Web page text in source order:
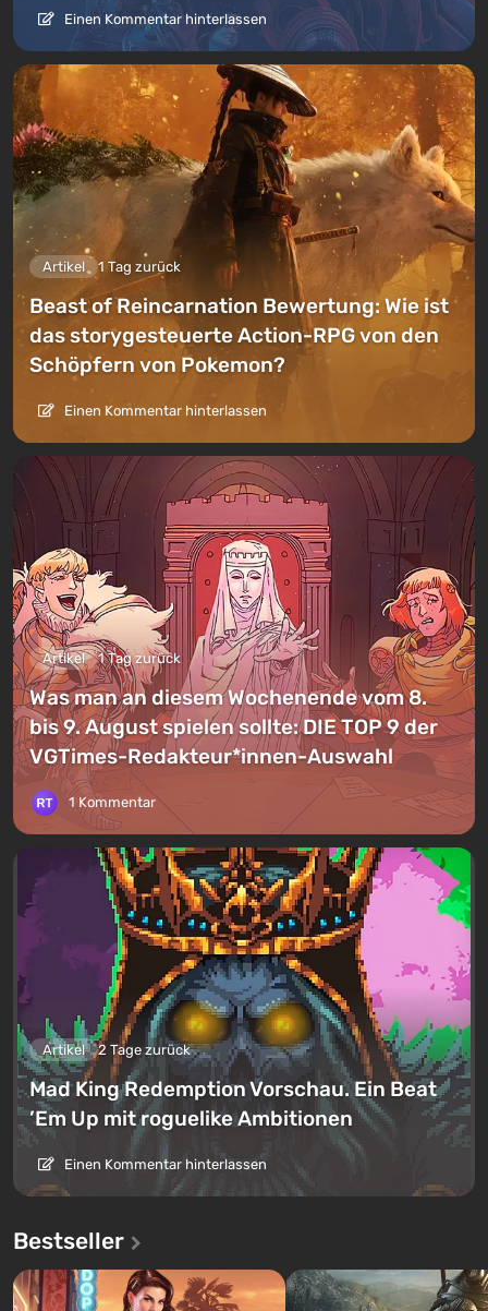
Einen Kommentar hinterlassen
Artikel 1 Tag zurück
Beast of Reincarnation Bewertung: Wie ist
das storygesteuerte Action-RPG von den
Schöpfern von Pokemon?
Einen Kommentar hinterlassen
Artikel 1 Tag zurück
Was man an diesem Wochenende vom 8.
bis 9. August spielen sollte: DIE TOP 9 der
VGTimes-Redakteur*innen-Auswahl
1 Kommentar
Artikel 2 Tage zurück
Mad King Redemption Vorschau. Ein Beat
’Em Up mit roguelike Ambitionen
Einen Kommentar hinterlassen
Bestseller